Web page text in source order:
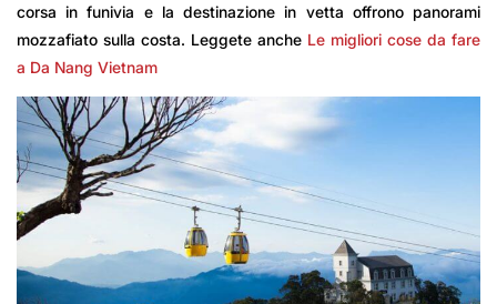
corsa in funivia e la destinazione in vetta offrono panorami
mozzafiato sulla costa. Leggete anche Le migliori cose da fare
a Da Nang Vietnam